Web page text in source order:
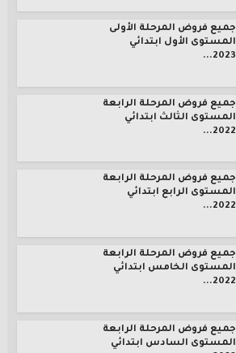
جميع فروض المرحلة الأولى
المستوى الأول ابتدائي
2023...
جميع فروض المرحلة الرابعة
المستوى الثالث ابتدائي
2022...
جميع فروض المرحلة الرابعة
المستوى الرابع ابتدائي
2022...
جميع فروض المرحلة الرابعة
المستوى الخامس ابتدائي
2022...
جميع فروض المرحلة الرابعة
المستوى السادس ابتدائي